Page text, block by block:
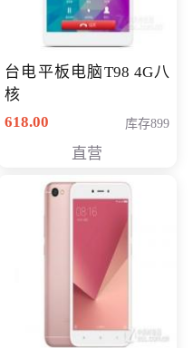
台电平板电脑T98 4G八
核
618.00
库存899
直营